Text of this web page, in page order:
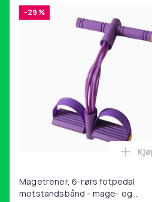
-29 %
Magetrener, 6-rørs fotpedal
motstandsbånd - mage- og